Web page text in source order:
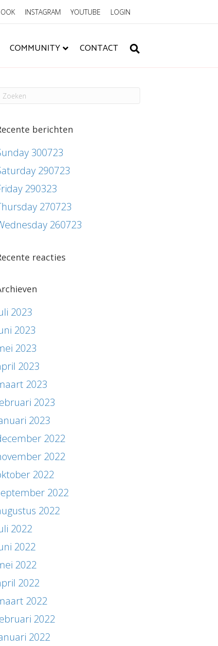
INSTAGRAM YOUTUBE LOGIN
COMMUNITY CONTACT
berichten
300723
290723
290323
270723
260723
reacties
2023
2023
2023
2023
2023
2023
2023
2022
2022
2022
2022
2022
2022
2022
2022
2022
2022
2022
2022